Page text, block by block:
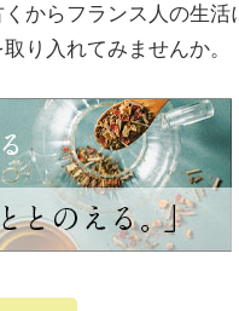
からフランス人の生活
り入れてみませんか。